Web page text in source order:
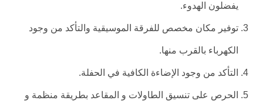
يفضلون الهدوء.
توفير مكان مخصص للفرقة الموسيقية والتأكد من وجود
الكهرباء بالقرب منها.
التأكد من وجود الإضاءة الكافية في الحفلة.
الحرص على تنسيق الطاولات و المقاعد بطريقة منظمة و